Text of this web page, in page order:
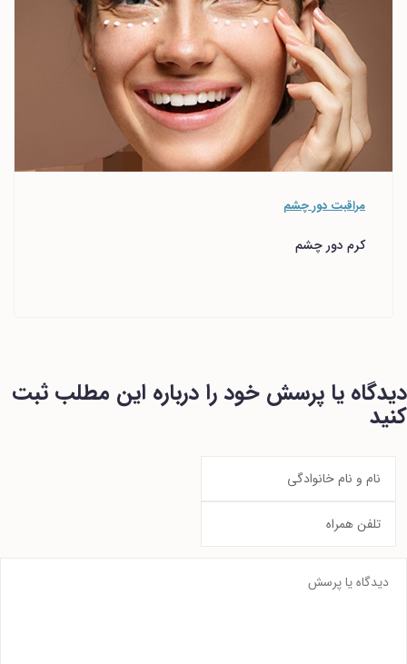
مراقبت دور چشم
کرم دور چشم
دیدگاه یا پرسش خود را درباره این مطلب ثبت
کنید